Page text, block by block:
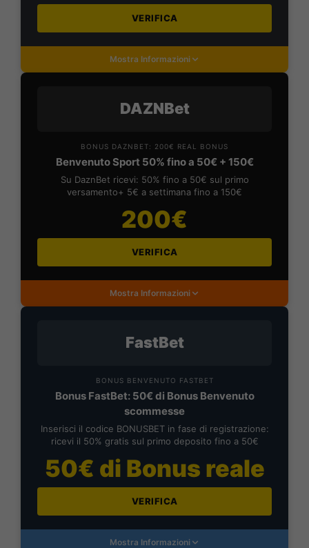
VERIFICA
Mostra Informazioni
DAZNBet
BONUS DAZNBET: 200€ REAL BONUS
Benvenuto Sport 50% fino a 50€ + 150€
Su DaznBet ricevi: 50% fino a 50€ sul primo
versamento+ 5€ a settimana fino a 150€
200€
VERIFICA
Mostra Informazioni
FastBet
BONUS BENVENUTO FASTBET
Bonus FastBet: 50€ di Bonus Benvenuto
scommesse
Inserisci il codice BONUSBET in fase di registrazione:
ricevi il 50% gratis sul primo deposito fino a 50€
50€ di Bonus reale
VERIFICA
Mostra Informazioni